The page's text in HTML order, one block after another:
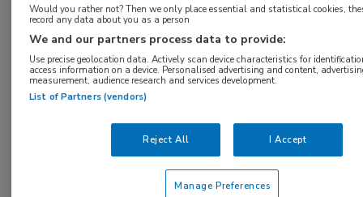
Log hier in om volledige
toegang te krijgen.
Account maken
herseninfarct
Would you rather not? Then we only place essential and statistical cookies,
record any data about you as a person
We and our partners process data to provide:
Use precise geolocation data. Actively scan device characteristics for
access information on a device. Personalised advertising and content,
measurement, audience research and services development.
List of Partners (vendors)
Reject All I Accept
Manage Preferences